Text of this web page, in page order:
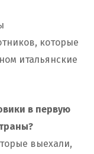
которые
итальянские
в первую
выехали,